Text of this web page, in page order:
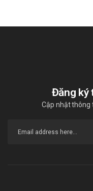
Đăng ký
Cập nhật